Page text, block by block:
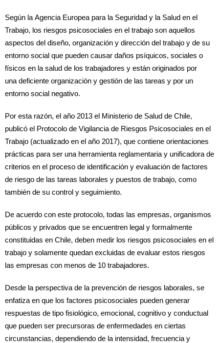
Según la Agencia Europea para la Seguridad y la Salud en el
Trabajo, los riesgos psicosociales en el trabajo son aquellos
aspectos del diseño, organización y dirección del trabajo y de su
entorno social que pueden causar daños psíquicos, sociales o
físicos en la salud de los trabajadores y están originados por
una deficiente organización y gestión de las tareas y por un
entorno social negativo.
Por esta razón, el año 2013 el Ministerio de Salud de Chile,
publicó el Protocolo de Vigilancia de Riesgos Psicosociales en el
Trabajo (actualizado en el año 2017), que contiene orientaciones
prácticas para ser una herramienta reglamentaria y unificadora de
criterios en el proceso de identificación y evaluación de factores
de riesgo de las tareas laborales y puestos de trabajo, como
también de su control y seguimiento.
De acuerdo con este protocolo, todas las empresas, organismos
públicos y privados que se encuentren legal y formalmente
constituidas en Chile, deben medir los riesgos psicosociales en el
trabajo y solamente quedan excluidas de evaluar estos riesgos
las empresas con menos de 10 trabajadores.
Desde la perspectiva de la prevención de riesgos laborales, se
enfatiza en que los factores psicosociales pueden generar
respuestas de tipo fisiológico, emocional, cognitivo y conductual
que pueden ser precursoras de enfermedades en ciertas
circunstancias, dependiendo de la intensidad, frecuencia y